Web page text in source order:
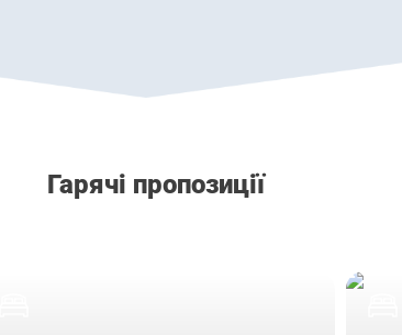
Гарячі пропозиції